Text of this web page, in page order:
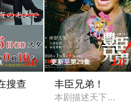
。唯一幸存的青年修司（水上
5.0
搜查
更新至第29集 1.0
丰臣兄弟！
本剧描述天下人丰